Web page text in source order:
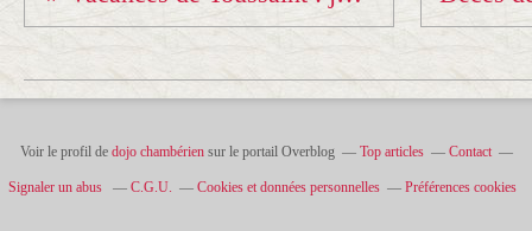
Voir le profil de dojo chambériensur le portail Overblog Top articles Contact
Signaler un abus C.G.U. Cookies et données personnelles Préférences cookies